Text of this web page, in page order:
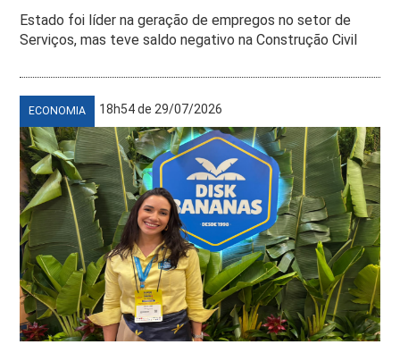
Estado foi líder na geração de empregos no setor de
Serviços, mas teve saldo negativo na Construção Civil
ECONOMIA 18h54 de 29/07/2026